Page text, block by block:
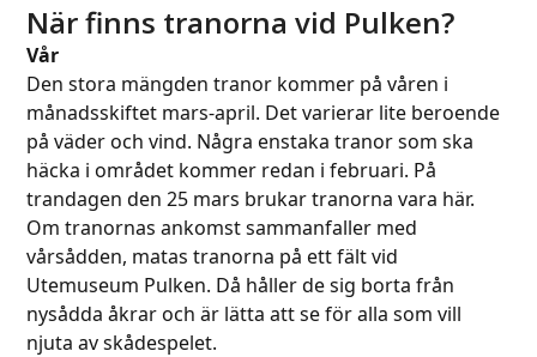
När finns tranorna vid Pulken?
Vår
Den stora mängden tranor kommer på våren i
månadsskiftet mars-april. Det varierar lite beroende
på väder och vind. Några enstaka tranor som ska
häcka i området kommer redan i februari. På
trandagen den 25 mars brukar tranorna vara här.
Om tranornas ankomst sammanfaller med
vårsådden, matas tranorna på ett fält vid
Utemuseum Pulken. Då håller de sig borta från
nysådda åkrar och är lätta att se för alla som vill
njuta av skådespelet.